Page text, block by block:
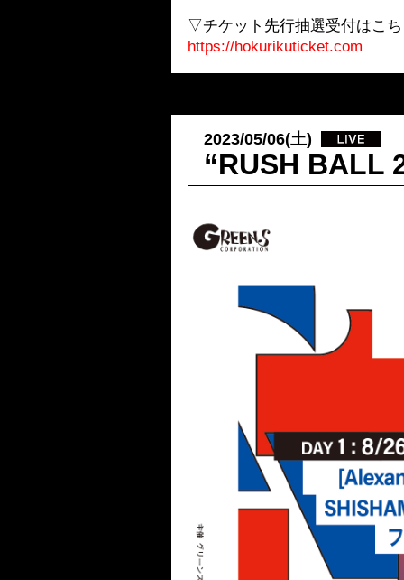
▽チケット先行抽選受付はこ
https://hokurikuticket.com
2023/05/06(土)
“RUSH BALL